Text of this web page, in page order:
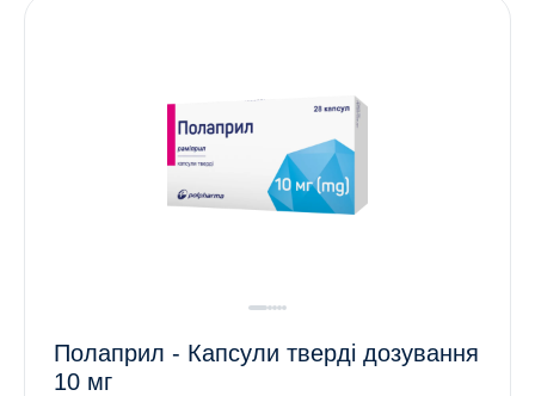
Полаприл - Капсули тверді дозування
10 мг